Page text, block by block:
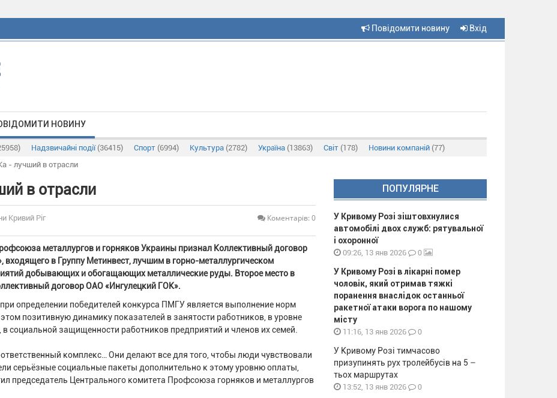
Повідомити новину Вхід
НОВИНУ
Надзвичайні події (36415) Спорт (6994) Культура (2782) Україна (13863) Світ (178) Новини компаній (77)
- лучший в отрасли
в отрасли
Кривий Ріг Коментарів: 0
металлургов и горняков Украины признал Коллективный договор
в Группу Метинвест, лучшим в горно-металлургическом
добывающих и обогащающих металлические руды. Второе место в
договор ОАО «Ингулецкий ГОК».
определении победителей конкурса ПМГУ является выполнение норм
позитивную динамику показателей в занятости работников, в уровне
социальной защищенности работников предприятий и членов их семей.
комплекс… Они делают все для того, чтобы люди чувствовали
серьёзные социальные пакеты дополнительно к этому уровню оплаты,
председатель Центрального комитета Профсоюза горняков и металлургов
ПОПУЛЯРНЕ
У Кривому Розі зіштовхнулися
автомобілі двох служб: рятувальної
і охоронної
09:26, 13 янв 2026 0
У Кривому Розі в лікарні помер
чоловік, який отримав тяжкі
поранення внаслідок останньої
ракетної атаки ворога по нашому
місту
11:16, 13 янв 2026 0
У Кривому Розі тимчасово
призупинять рух тролейбусів на 5 –
тьох маршрутах
13:52, 13 янв 2026 0